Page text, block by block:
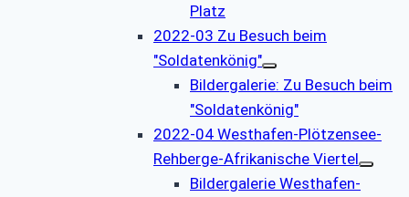
Platz
2022-03 Zu Besuch beim
"Soldatenkönig"
Bildergalerie: Zu Besuch beim
"Soldatenkönig"
2022-04 Westhafen-Plötzensee-
Rehberge-Afrikanische Viertel
Bildergalerie Westhafen-